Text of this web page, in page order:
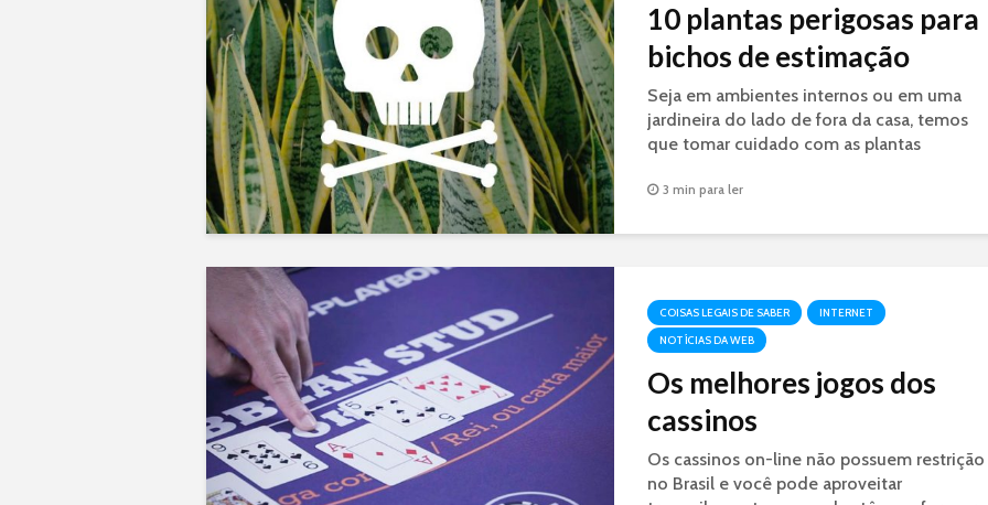
10 plantas perigosas para
bichos de estimação
Seja em ambientes internos ou em uma
jardineira do lado de fora da casa, temos
que tomar cuidado com as plantas
3 min para ler
COISAS LEGAIS DE SABER
INTERNET
NOTÍCIAS DA WEB
Os melhores jogos dos
cassinos
Os cassinos on-line não possuem restrição
no Brasil e você pode aproveitar